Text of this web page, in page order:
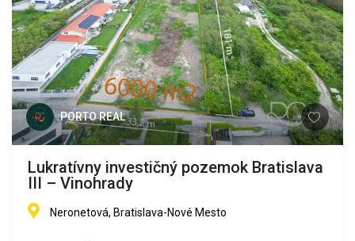
PORTO REAL
Lukratívny investičný pozemok Bratislava
III – Vinohrady
Neronetová, Bratislava-Nové Mesto